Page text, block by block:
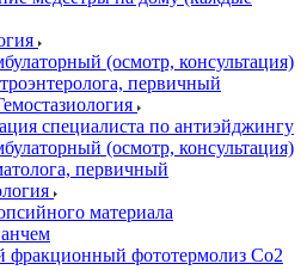
(осмотр, консультация)
первичный
специалиста по антиэйджингу
(осмотр, консультация)
первичный
материала
фракционный фототермолиз Со2